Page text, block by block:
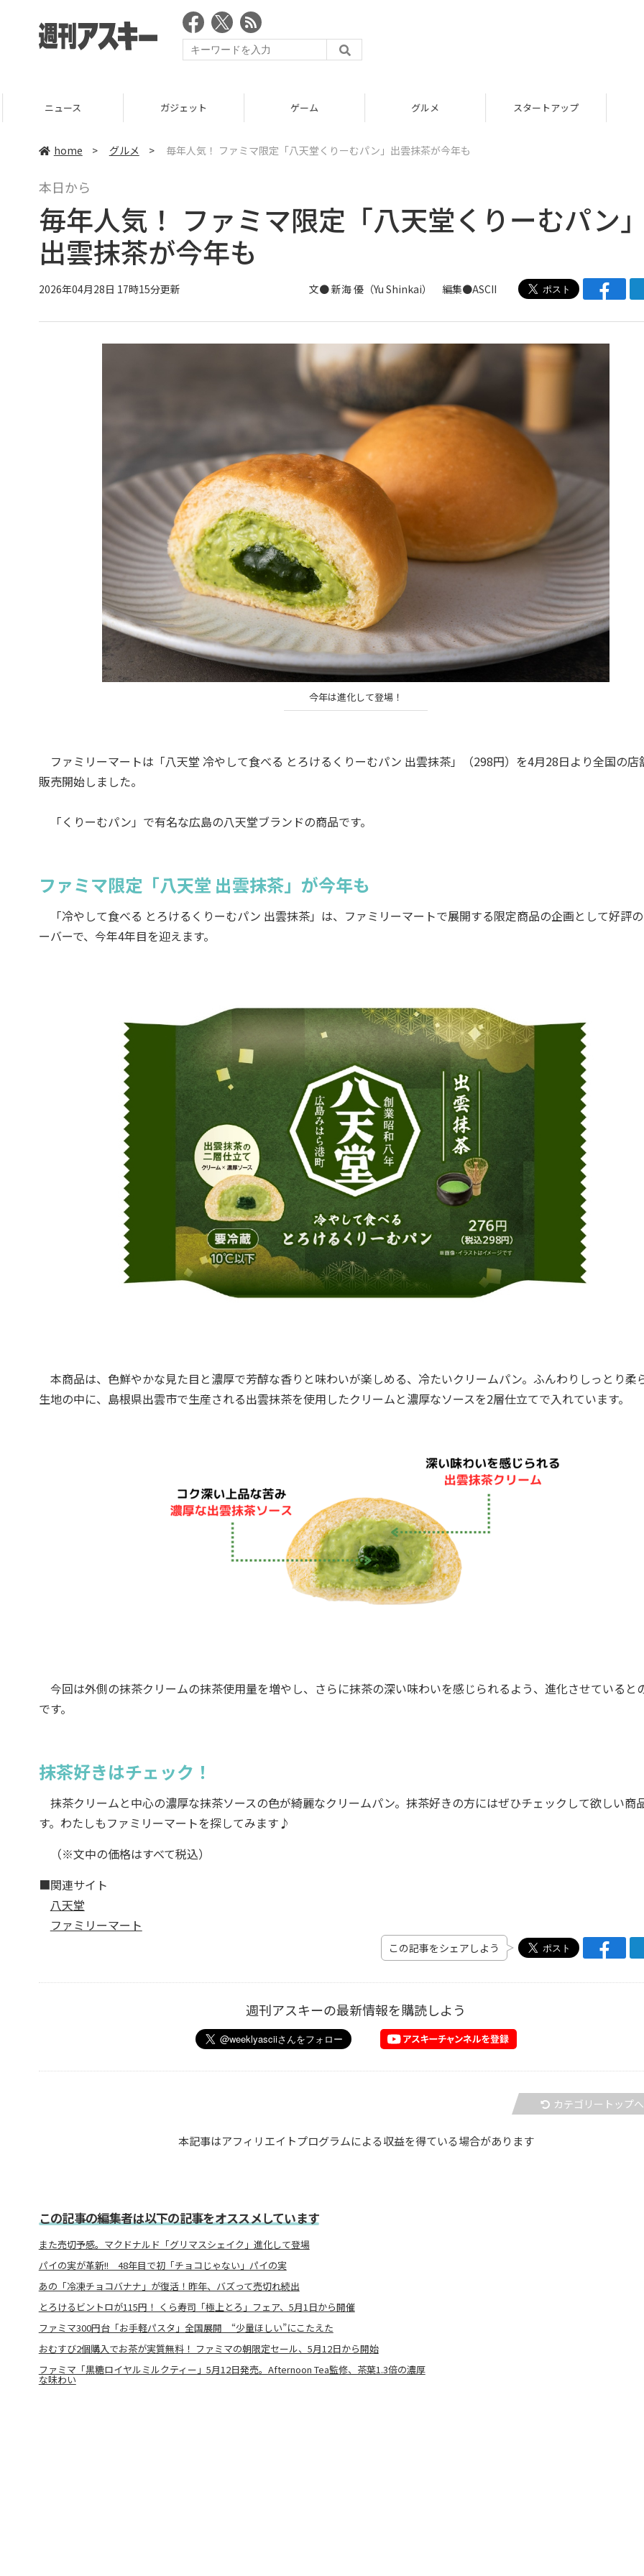
ニュース ガジェット ゲーム グルメ スタートアップ
home > グルメ > 毎年人気！ ファミマ限定「八天堂くりーむパン」出雲抹茶が今年も
本日から
毎年人気！ ファミマ限定「八天堂くりーむパン
出雲抹茶が今年も
2026年04月28日 17時15分更新 文●新海 優（Yu Shinkai） 編集●ASCII
今年は進化して登場！
ファミリーマートは「八天堂 冷やして食べる とろけるくりーむパン 出雲抹茶」（298円）を4月28日より全国の店
販売開始しました。
「くりーむパン」で有名な広島の八天堂ブランドの商品です。
ファミマ限定「八天堂 出雲抹茶」が今年も
「冷やして食べる とろけるくりーむパン 出雲抹茶」は、ファミリーマートで展開する限定商品の企画として好評
ーバーで、今年4年目を迎えます。
本商品は、色鮮やかな見た目と濃厚で芳醇な香りと味わいが楽しめる、冷たいクリームパン。ふんわりしっとり柔
生地の中に、島根県出雲市で生産される出雲抹茶を使用したクリームと濃厚なソースを2層仕立てで入れています。
今回は外側の抹茶クリームの抹茶使用量を増やし、さらに抹茶の深い味わいを感じられるよう、進化させていると
です。
抹茶好きはチェック！
抹茶クリームと中心の濃厚な抹茶ソースの色が綺麗なクリームパン。抹茶好きの方にはぜひチェックして欲しい商
す。わたしもファミリーマートを探してみます♪
（※文中の価格はすべて税込）
■関連サイト
八天堂
ファミリーマート
この記事をシェアしよう
週刊アスキーの最新情報を購読しよう
カテゴリートップへ
本記事はアフィリエイトプログラムによる収益を得ている場合があります
この記事の編集者は以下の記事をオススメしています
また売切予感。マクドナルド「グリマスシェイク」進化して登場
パイの実が革新!! 48年目で初「チョコじゃない」パイの実
あの「冷凍チョコバナナ」が復活！昨年、バズって売切れ続出
とろけるビントロが115円！ くら寿司「極上とろ」フェア、5月1日から開催
ファミマ300円台「お手軽パスタ」全国展開 “少量ほしい”にこたえた
おむすび2個購入でお茶が実質無料！ ファミマの朝限定セール、5月12日から開始
ファミマ「黒糖ロイヤルミルクティー」5月12日発売。Afternoon Tea監修、茶葉1.3倍の濃厚
な味わい